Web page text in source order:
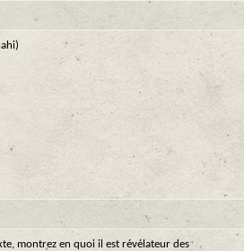
montrez en quoi il est révélateur des